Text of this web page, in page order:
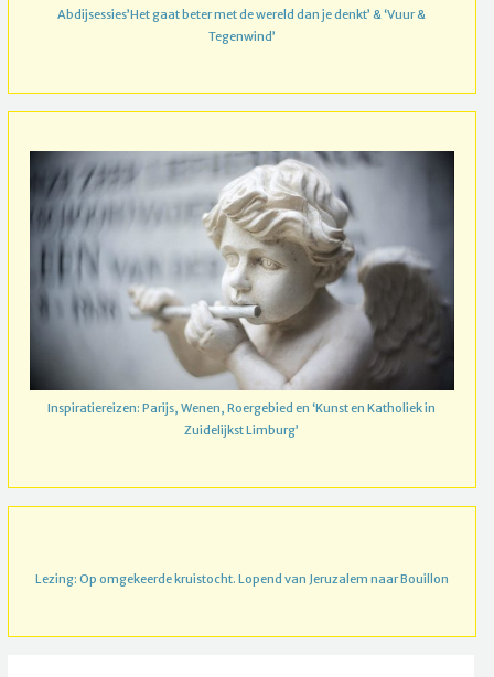
Abdijsessies’Het gaat beter met de wereld dan je denkt’ & ‘Vuur &
Tegenwind’
Inspiratiereizen: Parijs, Wenen, Roergebied en ‘Kunst en Katholiek in
Zuidelijkst Limburg’
Lezing: Op omgekeerde kruistocht. Lopend van Jeruzalem naar Bouillon